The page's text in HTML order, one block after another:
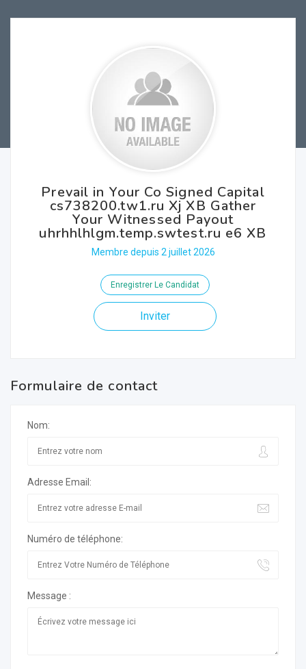
Prevail in Your Co Signed Capital
cs738200.tw1.ru Xj XB Gather
Your Witnessed Payout
uhrhhlhlgm.temp.swtest.ru e6 XB
Membre depuis 2 juillet 2026
Enregistrer Le Candidat
Inviter
Formulaire de contact
Nom:
Adresse Email:
Numéro de téléphone:
Message :